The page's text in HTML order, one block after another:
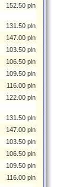
152.50 pln
131.50 pln
147.00 pln
103.50 pln
106.50 pln
109.50 pln
116.00 pln
122.00 pln
131.50 pln
147.00 pln
103.50 pln
106.50 pln
109.50 pln
116.00 pln